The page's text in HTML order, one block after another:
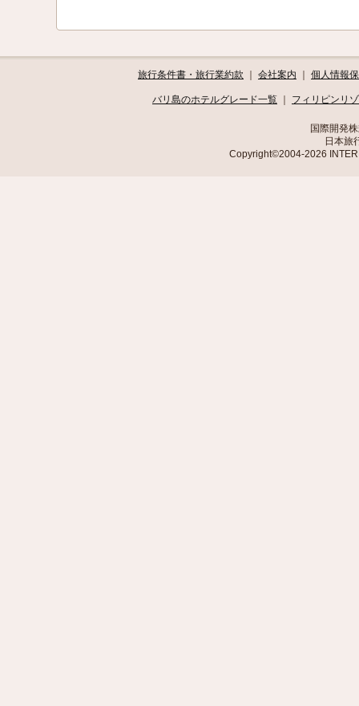
旅行条件書・旅行業約款 会社案内 個人情報
バリ島のホテルグレード一覧 フィリピンリ
国際開発
日本旅
Copyright©2004-2026